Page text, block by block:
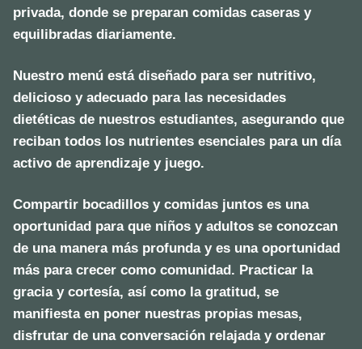
privada, donde se preparan comidas caseras y
equilibradas diariamente.
Nuestro menú está diseñado para ser nutritivo,
delicioso y adecuado para las necesidades
dietéticas de nuestros estudiantes, asegurando que
reciban todos los nutrientes esenciales para un día
activo de aprendizaje y juego.
Compartir bocadillos y comidas juntos es una
oportunidad para que niños y adultos se conozcan
de una manera más profunda y es una oportunidad
más para crecer como comunidad. Practicar la
gracia y cortesía, así como la gratitud, se
manifiesta en poner nuestras propias mesas,
disfrutar de una conversación relajada y ordenar